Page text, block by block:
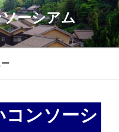
ーシアム
コンソーシ